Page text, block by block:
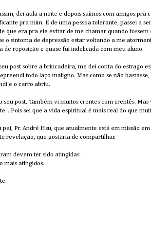
dei aula a noite e depois saímos com amigos pra
pra mim. E de uma pessoa tolerante, passei a
que era pra ele evitar de me chamar quando fossem
o sintoma de depressão estar voltando a me
de reposição e quase fui indelicada com meu aluno.
post sobre a brincadeira, me dei conta do estrago
todo laço maligno. Mas como se não
e o carro abriu.
seu post. Também vi muitos crentes com crentês.
Pois sei que a vida espiritual é mais real do que
Pr. André Hsu, que atualmente está em missão
revelação, que gostaria de compartilhar.
devem ter sido atingidas.
mais atingidos.